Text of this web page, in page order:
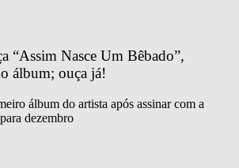
“Assim Nasce Um Bêbado”,
álbum; ouça já!
álbum do artista após assinar com a
dezembro